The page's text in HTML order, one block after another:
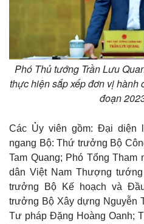
Phó Thủ tướng Trần Lưu
thực hiện sắp xếp đơn vị hành
đoạn
Các Ủy viên gồm: Đại diện
ngang Bộ: Thứ trưởng Bộ
Tam Quang; Phó Tổng
dân Việt Nam Thượng
trưởng Bộ Kế hoạch và
trưởng Bộ Xây dựng Nguyễn
Tư pháp Đặng Hoàng Oanh;